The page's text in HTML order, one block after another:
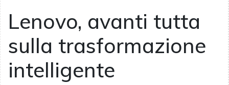
Lenovo, avanti tutta
sulla trasformazione
intelligente